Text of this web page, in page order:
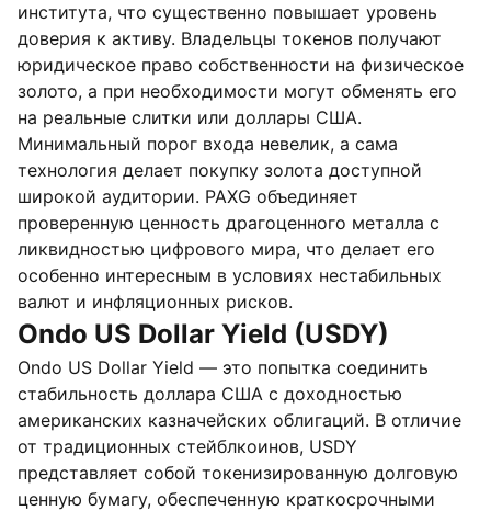
института, что существенно повышает уровень
доверия к активу. Владельцы токенов получают
юридическое право собственности на физическое
золото, а при необходимости могут обменять его
на реальные слитки или доллары США.
Минимальный порог входа невелик, а сама
технология делает покупку золота доступной
широкой аудитории. PAXG объединяет
проверенную ценность драгоценного металла с
ликвидностью цифрового мира, что делает его
особенно интересным в условиях нестабильных
валют и инфляционных рисков.
Ondo US Dollar Yield (USDY)
Ondo US Dollar Yield — это попытка соединить
стабильность доллара США с доходностью
американских казначейских облигаций. В отличие
от традиционных стейблкоинов, USDY
представляет собой токенизированную долговую
ценную бумагу, обеспеченную краткосрочными